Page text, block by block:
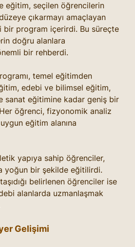
eğitim, seçilen öğrencilerin
çıkarmayı amaçlayan
bir program içerirdi. Bu süreçte
doğru alanlara
bir rehberdi.
temel eğitimden
edebi ve bilimsel eğitim,
sanat eğitimine kadar geniş bir
öğrenci, fizyonomik analiz
eğitim alanına
yapıya sahip öğrenciler,
yoğun bir şekilde eğitilirdi.
belirlenen öğrenciler ise
alanlarda uzmanlaşmak
Gelişimi